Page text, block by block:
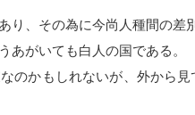
、その為に今尚人種間の差
あがいても白人の国である。
のかもしれないが、外から